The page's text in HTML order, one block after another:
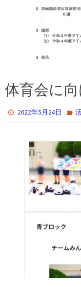
体育会に
2022年5月24日